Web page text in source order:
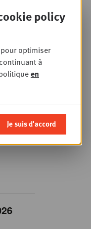
policy
optimiser
à
en
Je suis d'accord